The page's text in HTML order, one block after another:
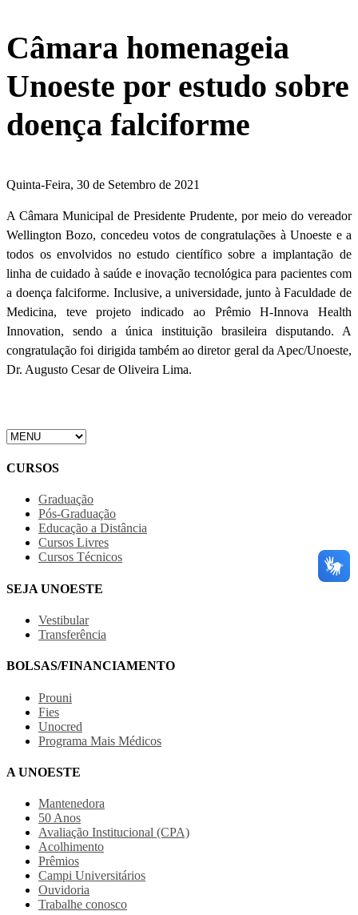
Câmara homenageia
Unoeste por estudo sobre
doença falciforme
Quinta-Feira, 30 de Setembro de 2021
A Câmara Municipal de Presidente Prudente, por meio do vereador
Wellington Bozo, concedeu votos de congratulações à Unoeste e a
todos os envolvidos no estudo científico sobre a implantação de
linha de cuidado à saúde e inovação tecnológica para pacientes com
a doença falciforme. Inclusive, a universidade, junto à Faculdade de
Medicina, teve projeto indicado ao Prêmio H-Innova Health
Innovation, sendo a única instituição brasileira disputando. A
congratulação foi dirigida também ao diretor geral da Apec/Unoeste,
Dr. Augusto Cesar de Oliveira Lima.
CURSOS
Graduação
Pós-Graduação
Educação a Distância
Cursos Livres
Cursos Técnicos
SEJA UNOESTE
Vestibular
Transferência
BOLSAS/FINANCIAMENTO
Prouni
Fies
Unocred
Programa Mais Médicos
A UNOESTE
Mantenedora
50 Anos
Avaliação Institucional (CPA)
Acolhimento
Prêmios
Campi Universitários
Ouvidoria
Trabalhe conosco